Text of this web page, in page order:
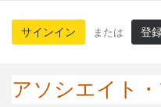
サインイン または 登
アソシエイト